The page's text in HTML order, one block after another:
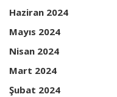
Haziran 2024
Mayıs 2024
Nisan 2024
Mart 2024
Şubat 2024